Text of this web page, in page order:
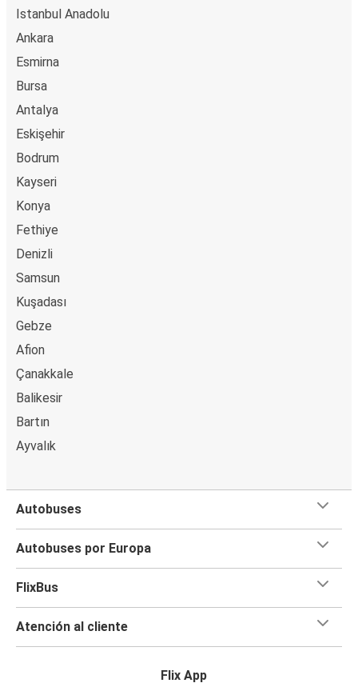
Istanbul Anadolu
Ankara
Esmirna
Bursa
Antalya
Eskişehir
Bodrum
Kayseri
Konya
Fethiye
Denizli
Samsun
Kuşadası
Gebze
Afion
Çanakkale
Balikesir
Bartın
Ayvalık
Autobuses
Autobuses por Europa
FlixBus
Atención al cliente
Flix App